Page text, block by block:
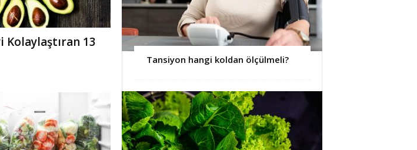
Kolaylaştıran 13
Tansiyon hangi koldan ölçülmeli?